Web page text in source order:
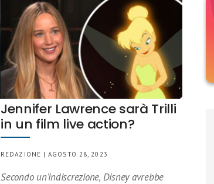
Jennifer Lawrence sarà Trilli
in un film live action?
REDAZIONE | AGOSTO 28, 2023
Secondo un’indiscrezione, Disney avrebbe